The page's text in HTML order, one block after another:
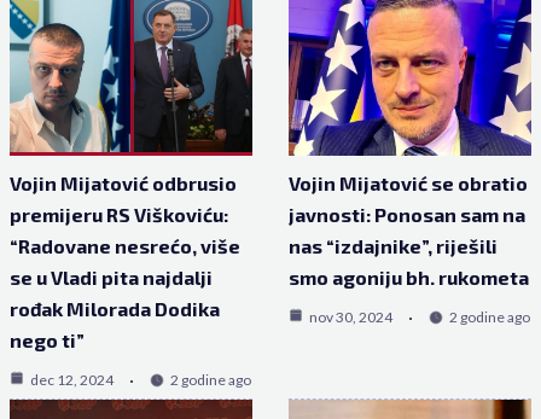
Vojin Mijatović odbrusio
premijeru RS Viškoviću:
“Radovane nesrećo, više
se u Vladi pita najdalji
rođak Milorada Dodika
nego ti”
dec 12, 2024 2 godine ago
Vojin Mijatović se obratio
javnosti: Ponosan sam na
nas “izdajnike”, riješili
smo agoniju bh. rukometa
nov 30, 2024 2 godine ago